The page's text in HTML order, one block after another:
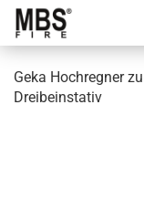
Geka Hochregner
Dreibeinstativ